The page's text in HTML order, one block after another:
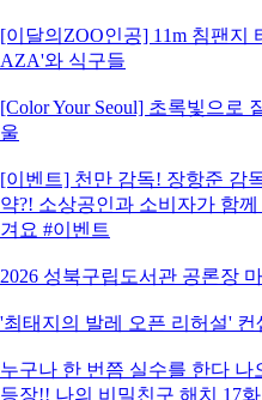
[이달의ZOO인공] 11m 침팬지
AZA'와 식구들
[Color Your Seoul] 초록빛으로
울
[이벤트] 천만 감독! 장항준 감
약?! 소상공인과 소비자가 함
겨요 #이벤트
2026 성북구립도서관 공론장
'최태지의 발레 오픈 리허설' 컨
누구나 한 번쯤 실수를 한다
등장!! 나의 비밀친구 해치 17